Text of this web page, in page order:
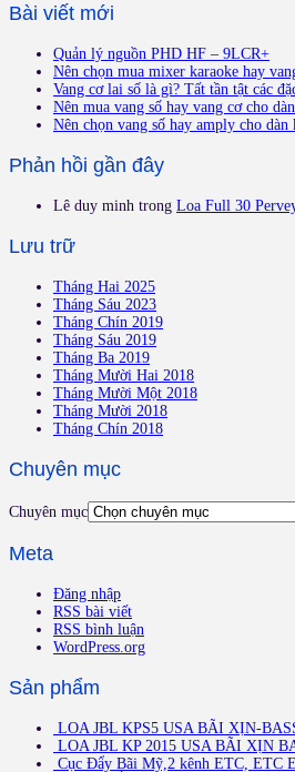
Bài viết mới
Quản lý nguồn PHD HF – 9LCR+
Nên chọn mua mixer karaoke hay
Vang cơ lai số là gì? Tất tần tật các
Nên mua vang số hay vang cơ cho
Nên chọn vang số hay amply cho
Phản hồi gần đây
Lê duy minh trong Loa Full 30
Lưu trữ
Tháng Hai 2025
Tháng Sáu 2023
Tháng Chín 2019
Tháng Sáu 2019
Tháng Ba 2019
Tháng Mười Hai 2018
Tháng Mười Một 2018
Tháng Mười 2018
Tháng Chín 2018
Chuyên mục
Chuyên mục
Meta
Đăng nhập
RSS bài viết
RSS bình luận
WordPress.org
Sản phẩm
LOA JBL KPS5 USA BÃI XỊN-
LOA JBL KP 2015 USA BÃI XỊN
Cục Đẩy Bãi Mỹ,2 kênh ETC, ETC